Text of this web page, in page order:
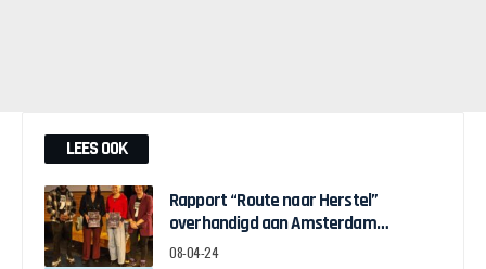
LEES OOK
Rapport “Route naar Herstel”
overhandigd aan Amsterdam
Wethouder Touria Meliani
08-04-24